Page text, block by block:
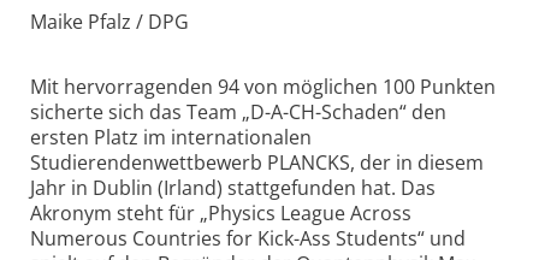
Maike Pfalz / DPG
Mit hervorragenden 94 von möglichen 100 Punkten
sicherte sich das Team „D-A-CH-Schaden“ den
ersten Platz im internationalen
Studierendenwettbewerb PLANCKS, der in diesem
Jahr in Dublin (Irland) stattgefunden hat. Das
Akronym steht für „Physics League Across
Numerous Countries for Kick-Ass Students“ und